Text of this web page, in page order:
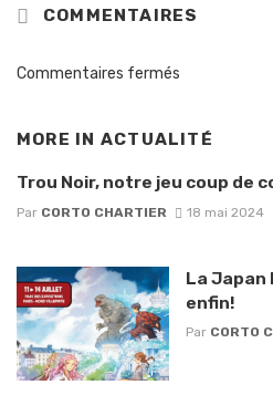
COMMENTAIRES
Commentaires fermés
MORE IN ACTUALITÉ
Trou Noir, notre jeu coup de
Par CORTO CHARTIER 18 mai 2024
La Japan
enfin!
Par CORTO